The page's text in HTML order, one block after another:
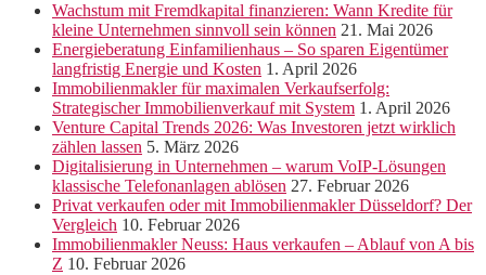
Wachstum mit Fremdkapital finanzieren: Wann Kredite für
kleine Unternehmen sinnvoll sein können 21. Mai 2026
Energieberatung Einfamilienhaus – So sparen Eigentümer
langfristig Energie und Kosten 1. April 2026
Immobilienmakler für maximalen Verkaufserfolg:
Strategischer Immobilienverkauf mit System 1. April 2026
Venture Capital Trends 2026: Was Investoren jetzt wirklich
zählen lassen 5. März 2026
Digitalisierung in Unternehmen – warum VoIP-Lösungen
klassische Telefonanlagen ablösen 27. Februar 2026
Privat verkaufen oder mit Immobilienmakler Düsseldorf? Der
Vergleich 10. Februar 2026
Immobilienmakler Neuss: Haus verkaufen – Ablauf von A bis
Z 10. Februar 2026